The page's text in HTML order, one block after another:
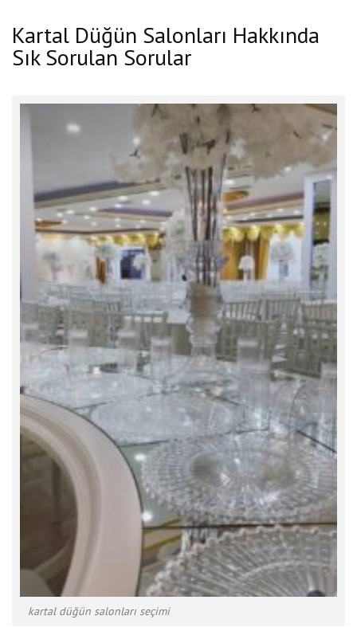
Kartal Düğün Salonları Hakkında
Sık Sorulan Sorular
kartal düğün salonları seçimi